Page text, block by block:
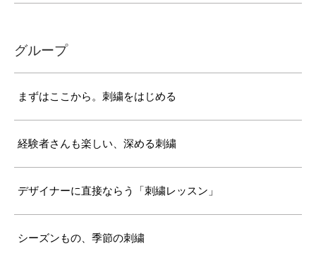
グループ
まずはここから。刺繍をはじめる
経験者さんも楽しい、深める刺繍
デザイナーに直接ならう「刺繍レッスン」
シーズンもの、季節の刺繍